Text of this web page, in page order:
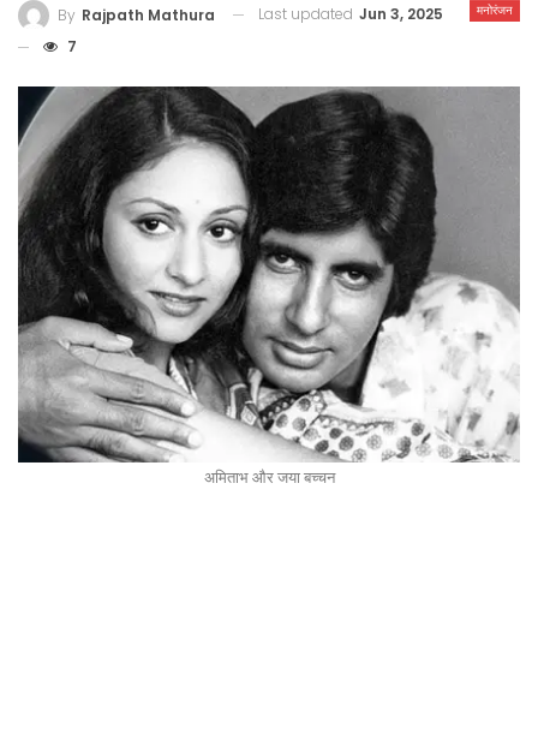
मनोरंजन
By Rajpath Mathura Last updated Jun 3, 2025
7
अमिताभ और जया बच्चन